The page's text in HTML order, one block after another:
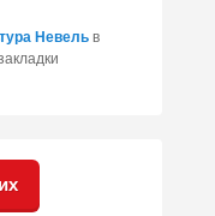
Невель в